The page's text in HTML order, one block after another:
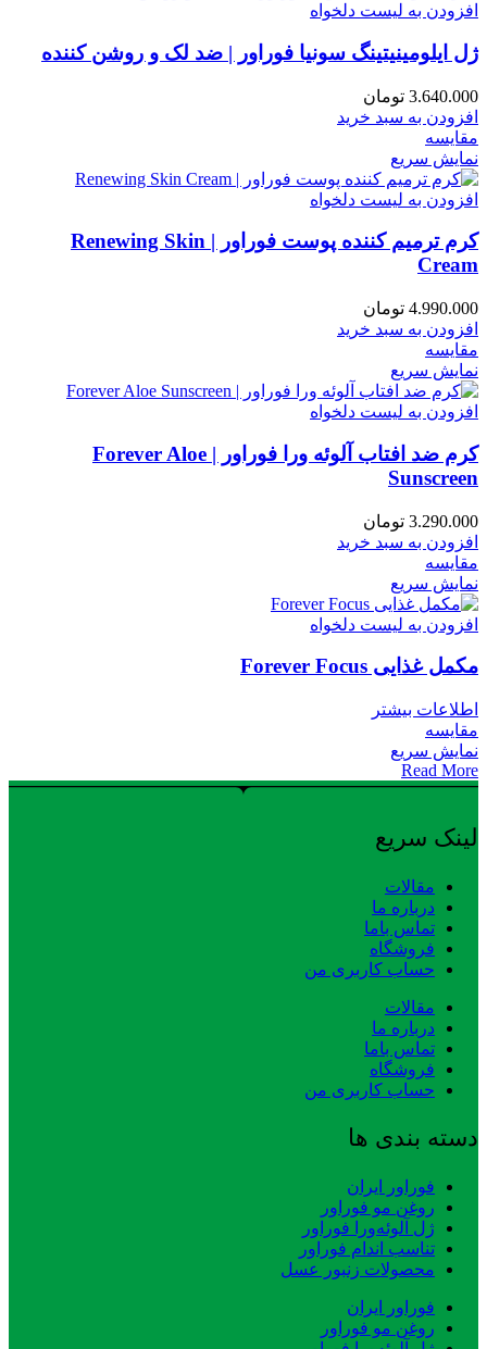
افزودن به لیست دلخواه
ژل ایلومینیتینگ سونیا فوراور | ضد لک و روشن کننده
3.640.000 تومان
افزودن به سبد خرید
مقایسه
نمایش سریع
افزودن به لیست دلخواه
کرم ترمیم کننده پوست فوراور | Renewing Skin
Cream
4.990.000 تومان
افزودن به سبد خرید
مقایسه
نمایش سریع
افزودن به لیست دلخواه
کرم ضد افتاب آلوئه ورا فوراور | Forever Aloe
Sunscreen
3.290.000 تومان
افزودن به سبد خرید
مقایسه
نمایش سریع
افزودن به لیست دلخواه
مکمل غذایی Forever Focus
اطلاعات بیشتر
مقایسه
نمایش سریع
Read More
لینک سریع
مقالات
درباره ما
تماس باما
فروشگاه
حساب کاربری من
مقالات
درباره ما
تماس باما
فروشگاه
حساب کاربری من
دسته بندی ها
فوراور ایران
روغن مو فوراور
ژل آلوئه‌ورا فوراور
تناسب اندام فوراور
محصولات زنبور عسل
فوراور ایران
روغن مو فوراور